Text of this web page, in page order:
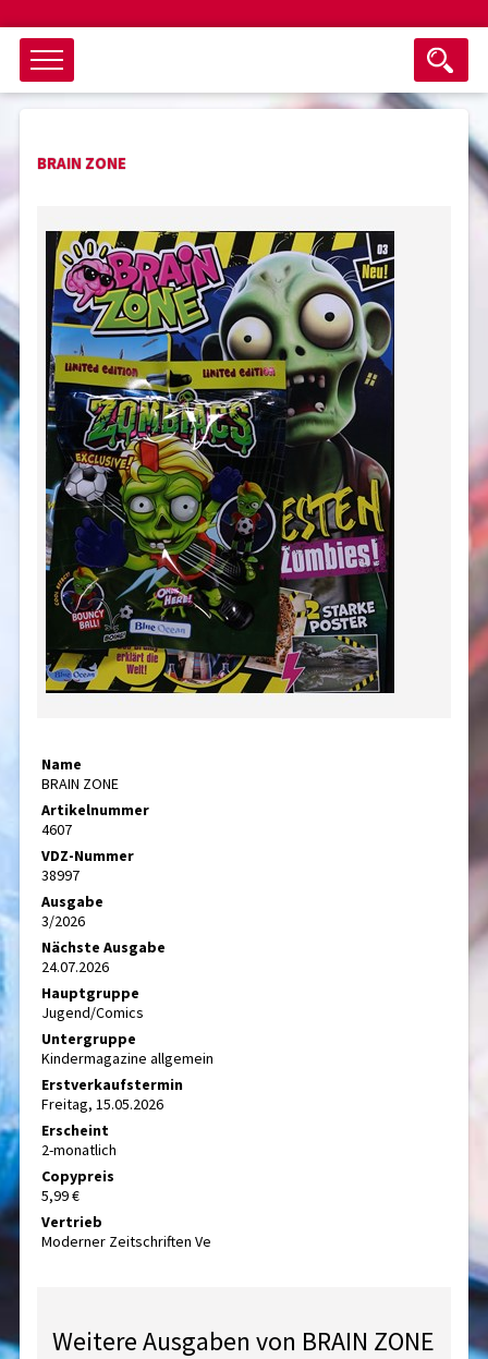
Objektsuche
als ganzes Wort suchen
keine eingestellten Titel
nur Titel im Angebot Suche zurücksetzen
Suchen
BRAIN ZONE
Name
BRAIN ZONE
Artikelnummer
4607
VDZ-Nummer
38997
Ausgabe
3/2026
Nächste Ausgabe
24.07.2026
Hauptgruppe
Jugend/Comics
Untergruppe
Kindermagazine allgemein
Erstverkaufstermin
Freitag, 15.05.2026
Erscheint
2-monatlich
Copypreis
5,99 €
Vertrieb
Moderner Zeitschriften Ve
Weitere Ausgaben von BRAIN ZONE